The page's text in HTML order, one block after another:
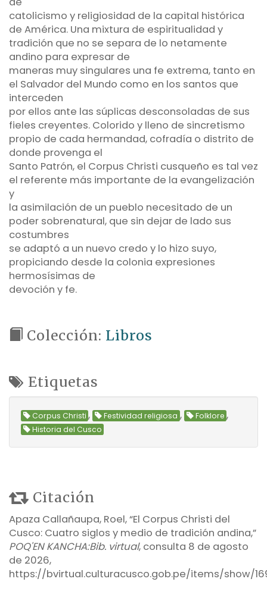
catolicismo y religiosidad de la capital histórica
de América. Una mixtura de espiritualidad y
tradición que no se separa de lo netamente
andino para expresar de
maneras muy singulares una fe extrema, tanto en
el Salvador del Mundo como en los santos que
interceden
por ellos ante las súplicas desconsoladas de sus
fieles creyentes. Colorido y lleno de sincretismo
propio de cada hermandad, cofradía o distrito de
donde provenga el
Santo Patrón, el Corpus Christi cusqueño es tal vez
el referente más importante de la evangelización
y
la asimilación de un pueblo necesitado de un
poder sobrenatural, que sin dejar de lado sus
costumbres
se adaptó a un nuevo credo y lo hizo suyo,
propiciando desde la colonia expresiones
hermosísimas de
devoción y fe.
Colección: Libros
Etiquetas
Corpus Christi , Festividad religiosa , Folklore ,
Historia del Cusco
Citación
Apaza Callañaupa, Roel, “El Corpus Christi del
Cusco: Cuatro siglos y medio de tradición andina,”
POQ'EN KANCHA:Bib. virtual, consulta 8 de agosto
de 2026,
https://bvirtual.culturacusco.gob.pe/items/show/